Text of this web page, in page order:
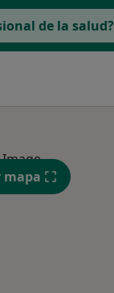
de la salud?